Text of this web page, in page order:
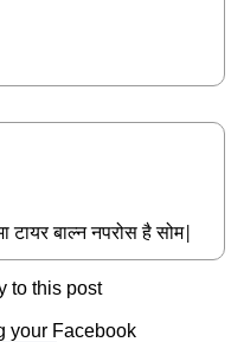
टायर बाल्न नपरोस है सोम|
to this post
your Facebook